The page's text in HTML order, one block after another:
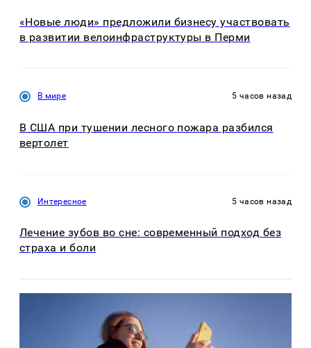
«Новые люди» предложили бизнесу участвовать
в развитии велоинфраструктуры в Перми
В мире 5 часов назад
В США при тушении лесного пожара разбился
вертолет
Интересное 5 часов назад
Лечение зубов во сне: современный подход без
страха и боли